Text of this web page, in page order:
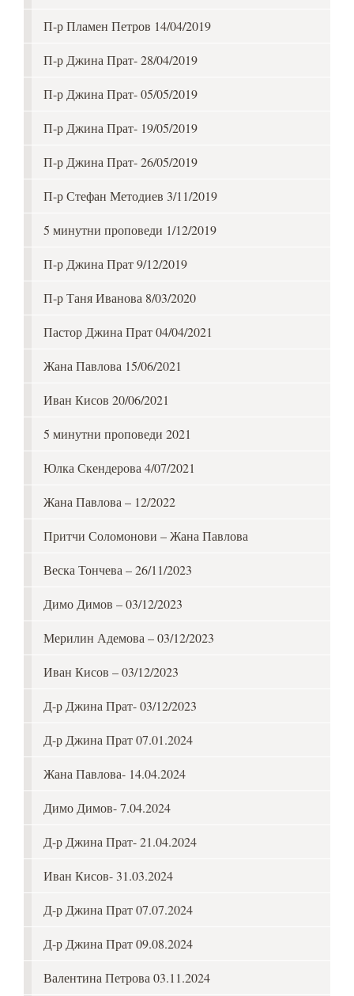
П-р Пламен Петров 14/04/2019
П-р Джина Прат- 28/04/2019
П-р Джина Прат- 05/05/2019
П-р Джина Прат- 19/05/2019
П-р Джина Прат- 26/05/2019
П-р Стефан Методиев 3/11/2019
5 минутни проповеди 1/12/2019
П-р Джина Прат 9/12/2019
П-р Таня Иванова 8/03/2020
Пастор Джина Прат 04/04/2021
Жана Павлова 15/06/2021
Иван Кисов 20/06/2021
5 минутни проповеди 2021
Юлка Скендерова 4/07/2021
Жана Павлова – 12/2022
Притчи Соломонови – Жана Павлова
Веска Тончева – 26/11/2023
Димо Димов – 03/12/2023
Мерилин Адемова – 03/12/2023
Иван Кисов – 03/12/2023
Д-р Джина Прат- 03/12/2023
Д-р Джина Прат 07.01.2024
Жана Павлова- 14.04.2024
Димо Димов- 7.04.2024
Д-р Джина Прат- 21.04.2024
Иван Кисов- 31.03.2024
Д-р Джина Прат 07.07.2024
Д-р Джина Прат 09.08.2024
Валентина Петрова 03.11.2024